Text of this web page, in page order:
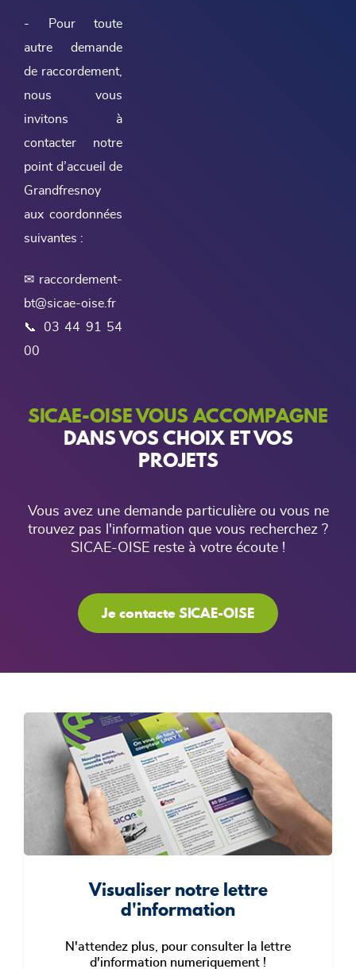
SICAE-OISE VOUS ACCOMPAGNE
DANS VOS CHOIX ET VOS
PROJETS
Vous avez une demande particulière ou vous ne
trouvez pas l'information que vous recherchez ?
SICAE-OISE reste à votre écoute !
Je contacte SICAE-OISE
- Pour toute
autre demande
de raccordement,
nous vous
invitons à
contacter notre
point d’accueil de
Grandfresnoy
aux coordonnées
suivantes :
✉ raccordement-
bt@sicae-oise.fr
📞 03 44 91 54
00
Visualiser notre lettre
d'information
N'attendez plus, pour consulter la lettre
d'information numeriquement !